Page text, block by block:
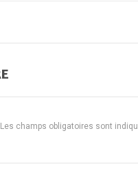
Les champs obligatoires sont